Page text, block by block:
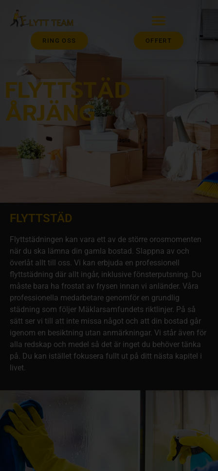
RING OSS OFFERT
FLYTTSTÄD
ÅRJÄNG
FLYTTSTÄD
Flyttstädningen kan vara ett av de större orosmomenten
när du ska lämna din gamla bostad. Slappna av och
överlåt allt till oss. Vi kan erbjuda en professionell
flyttstädning där allt ingår, inklusive fönsterputsning. Du
måste bara ha frostat av frysen innan vi anländer. Våra
professionella medarbetare genomför en grundlig
städning som följer Mäklarsamfundets riktlinjer. På så
sätt ser vi till att inte missa något och att din bostad går
igenom en besiktning utan anmärkningar. Vi står även för
alla redskap och medel så det är inget du behöver tänka
på. Du kan istället fokusera fullt ut på ditt nästa kapitel i
livet.